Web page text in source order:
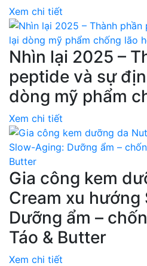
Xem chi tiết
Nhìn lại 2025 –
peptide và sự
dòng mỹ phẩm
Xem chi tiết
Gia công kem
Cream xu
Dưỡng ẩm –
Táo & Butter
Xem chi tiết